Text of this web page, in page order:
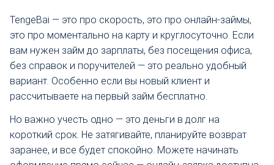
TengeBai — это про скорость, это про онлайн-займы,
это про моментально на карту и круглосуточно. Если
вам нужен займ до зарплаты, без посещения офиса,
без справок и поручителей — это реально удобный
вариант. Особенно если вы новый клиент и
рассчитываете на первый займ бесплатно.
Но важно учесть одно — это деньги в долг на
короткий срок. Не затягивайте, планируйте возврат
заранее, и все будет спокойно. Можете начинать